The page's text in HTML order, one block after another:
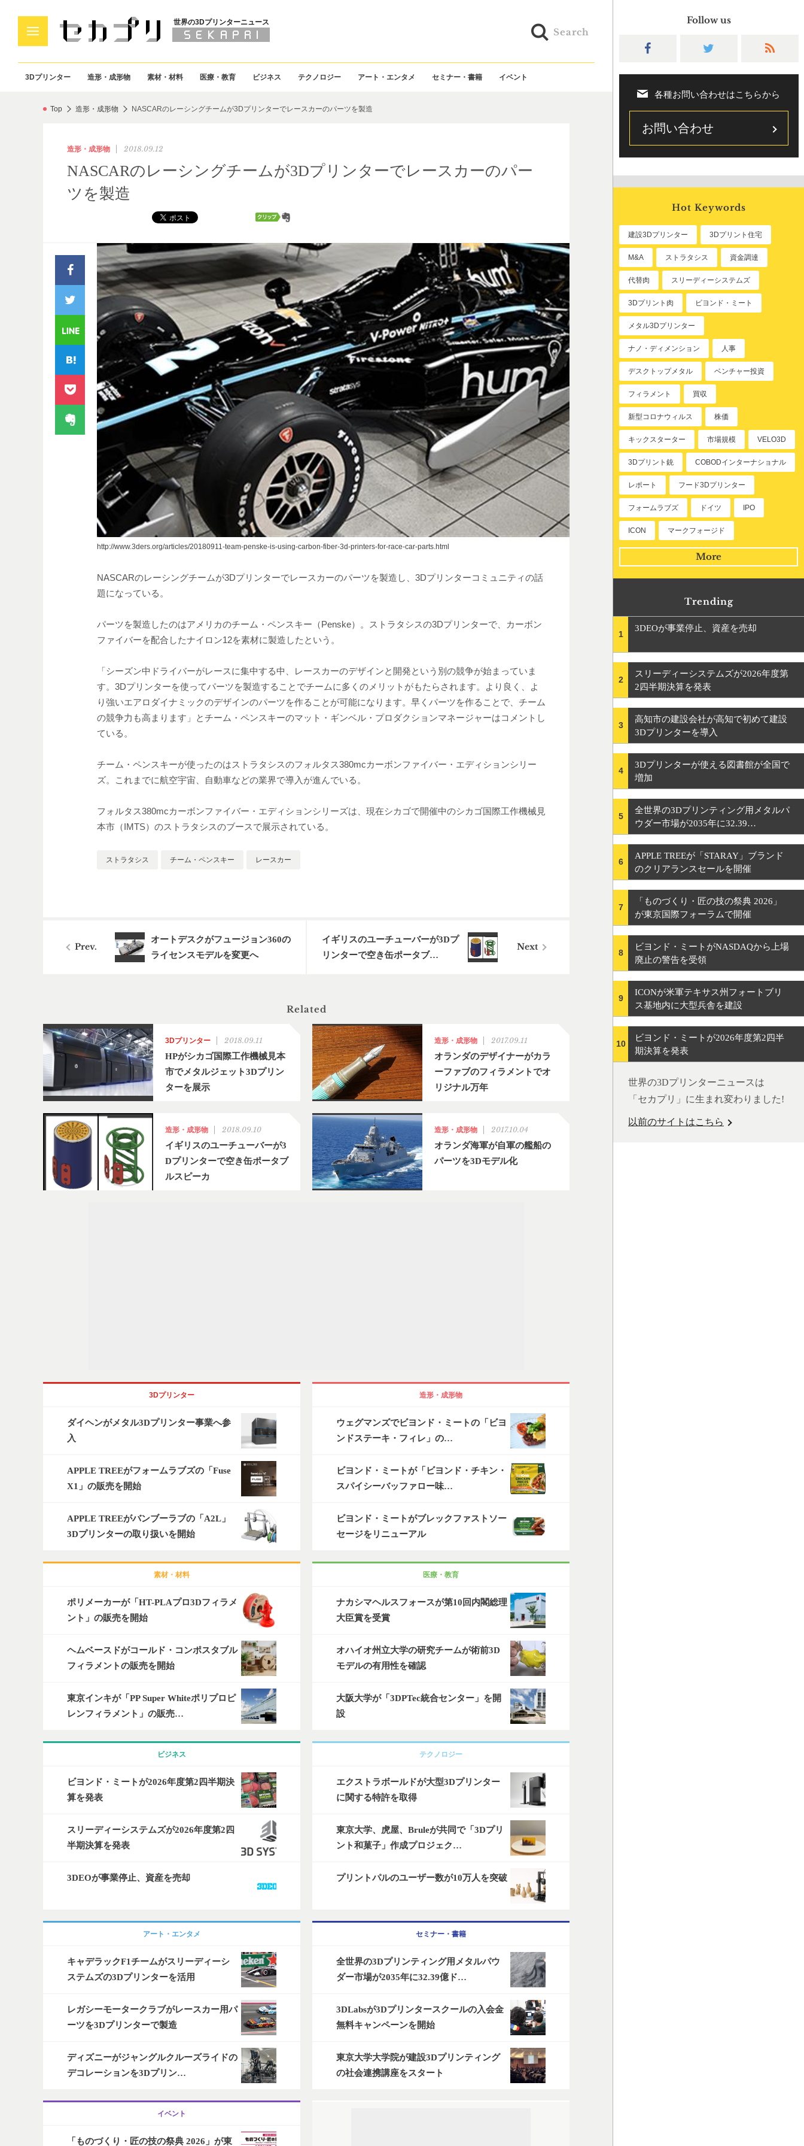
世界の3Dプリンターニュース
Search
3Dプリンター 造形・成形物 素材・材料 医療・教育 ビジネス テクノロジー アート・エンタメ セミナー・書籍 イベント
Top 造形・成形物 NASCARのレーシングチームが3Dプリンターでレースカーのパーツを製造
造形・成形物 2018.09.12
NASCARのレーシングチームが3Dプリンターでレースカーのパー
ツを製造
http://www.3ders.org/articles/20180911-team-penske-is-using-carbon-fiber-3d-printers-for-race-car-parts.html
NASCARのレーシングチームが3Dプリンターでレースカーのパーツを製造し、3Dプリンターコミュニティの話
題になっている。
パーツを製造したのはアメリカのチーム・ペンスキー（Penske）。ストラタシスの3Dプリンターで、カーボン
ファイバーを配合したナイロン12を素材に製造したという。
「シーズン中ドライバーがレースに集中する中、レースカーのデザインと開発という別の競争が始まっていま
す。3Dプリンターを使ってパーツを製造することでチームに多くのメリットがもたらされます。より良く、よ
り強いエアロダイナミックのデザインのパーツを作ることが可能になります。早くパーツを作ることで、チーム
の競争力も高まります」とチーム・ペンスキーのマット・ギンベル・プロダクションマネージャーはコメントし
ている。
チーム・ペンスキーが使ったのはストラタシスのフォルタス380mcカーボンファイバー・エディションシリー
ズ。これまでに航空宇宙、自動車などの業界で導入が進んでいる。
フォルタス380mcカーボンファイバー・エディションシリーズは、現在シカゴで開催中のシカゴ国際工作機械見
本市（IMTS）のストラタシスのブースで展示されている。
ストラタシス チーム・ペンスキー レースカー
イギリスのユーチューバーが3Dプ
リンターで空き缶ポータブ…
オートデスクがフュージョン360の
ライセンスモデルを変更へ
Related
3Dプリンター 2018.09.11
HPがシカゴ国際工作機械見本
市でメタルジェット3Dプリン
ターを展示
造形・成形物 2017.09.11
オランダのデザイナーがカラ
ーファブのフィラメントでオ
リジナル万年
造形・成形物 2018.09.10
イギリスのユーチューバーが3
Dプリンターで空き缶ポータブ
ルスピーカ
造形・成形物 2017.10.04
オランダ海軍が自軍の艦船の
パーツを3Dモデル化
3Dプリンター
ダイヘンがメタル3Dプリンター事業へ参
入
APPLE TREEがフォームラブズの「Fuse
X1」の販売を開始
APPLE TREEがバンブーラブの「A2L」
3Dプリンターの取り扱いを開始
造形・成形物
ウェグマンズでビヨンド・ミートの「ビヨ
ンドステーキ・フィレ」の…
ビヨンド・ミートが「ビヨンド・チキン・
スパイシーバッファロー味…
ビヨンド・ミートがブレックファストソー
セージをリニューアル
素材・材料
ポリメーカーが「HT-PLAプロ3Dフィラメ
ント」の販売を開始
ヘムベースドがコールド・コンポスタブル
フィラメントの販売を開始
東京インキが「PP Super Whiteポリプロピ
レンフィラメント」の販売…
医療・教育
ナカシマヘルスフォースが第10回内閣総理
大臣賞を受賞
オハイオ州立大学の研究チームが術前3D
モデルの有用性を確認
大阪大学が「3DPTec統合センター」を開
設
ビジネス
ビヨンド・ミートが2026年度第2四半期決
算を発表
スリーディーシステムズが2026年度第2四
半期決算を発表
3DEOが事業停止、資産を売却
テクノロジー
エクストラボールドが大型3Dプリンター
に関する特許を取得
東京大学、虎屋、Bruleが共同で「3Dプリ
ント和菓子」作成プロジェク…
プリントパルのユーザー数が10万人を突破
アート・エンタメ
キャデラックF1チームがスリーディーシ
ステムズの3Dプリンターを活用
レガシーモータークラブがレースカー用パ
ーツを3Dプリンターで製造
ディズニーがジャングルクルーズライドの
デコレーションを3Dプリン…
セミナー・書籍
全世界の3Dプリンティング用メタルパウ
ダー市場が2035年に32.39億ド…
3DLabsが3Dプリンタースクールの入会金
無料キャンペーンを開始
東京大学大学院が建設3Dプリンティング
の社会連携講座をスタート
イベント
「ものづくり・匠の技の祭典 2026」が東
Follow us
各種お問い合わせはこちらから
お問い合わせ
Hot Keywords
建設3Dプリンター 3Dプリント住宅
M&A ストラタシス 資金調達
代替肉 スリーディーシステムズ
3Dプリント肉 ビヨンド・ミート
メタル3Dプリンター
ナノ・ディメンション 人事
デスクトップメタル ベンチャー投資
フィラメント 買収
新型コロナウィルス 株価
キックスターター 市場規模 VELO3D
3Dプリント銃 COBODインターナショナル
レポート フード3Dプリンター
フォームラブズ ドイツ IPO
ICON マークフォージド
More
Trending
1
3DEOが事業停止、資産を売却
2
スリーディーシステムズが2026年度第
2四半期決算を発表
3
高知市の建設会社が高知で初めて建設
3Dプリンターを導入
4
3Dプリンターが使える図書館が全国で
増加
5
全世界の3Dプリンティング用メタルパ
ウダー市場が2035年に32.39…
6
APPLE TREEが「STARAY」ブランド
のクリアランスセールを開催
7
「ものづくり・匠の技の祭典 2026」
が東京国際フォーラムで開催
8
ビヨンド・ミートがNASDAQから上場
廃止の警告を受領
9
ICONが米軍テキサス州フォートブリ
ス基地内に大型兵舎を建設
10
ビヨンド・ミートが2026年度第2四半
期決算を発表
世界の3Dプリンターニュースは
「セカプリ」に生まれ変わりました!
以前のサイトはこちら